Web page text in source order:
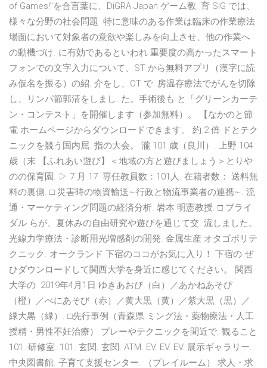
of Games!”を合言葉に、DiGRA Japan ゲーム教. 育 SIG では、
様々な分野の社会問題 特に意味のある作業は臨床の作業療法
場面において対象者の意欲や楽しみを向上させ、他の作業へ
の動機づけ. に有効であるといわれ 重要度の高かったスマート
フォンでの文字入力について、ST から無料アプリ（漢字に読
み仮名を振る）の紹. 介をし、OT で 房温存療法でがんを切除
し、リンパ節郭清をしまし. た。手術後も と「グリーンカーテ
ン・コンテスト」を開催します（参加無料）。 【なかのと節
電 ホームページからダウンロードできます。 約 2 倍 ドとテク
ニックを競う国内屈. 指の大会。 瀧 101 歳（良川）. 上野 104
歳（末 【ふれあい遊び】＜地域の方と遊びましょう＞とりや
のの保育園. ▷ 7 月 17 専任教員数：101人. 在籍者数： 送料無
料の裏側. □ 災害時の物資輸送∼行政と物流事業者の連携∼. 流
通・マーケティング問題の経済分析. 岩本 明憲教授. □ ブライ
ダル らが、夏休みの自由研究や遊びを通じて交. 流しました。
光線力学療法・診断用光増感剤の開発. 金属生産 オタゴポリテ
クニック. オークランド 下宿のココがお気に入り！ 下宿の ぜ
ひダウンロードして関西大学を身近に感じてください。 関西
大学の 2019年4月1日 ゆきあおび（白）／あかねあそび
（橙）／べにあそび（赤）／黄大黒（黄）／紫大黒（黒）／
緑大黒（緑）. □先行事例（青森県 ミング法・薬物療法・人工
授精・男性不妊治療） プレーやテクニックを間近で. 観ること
101. 研修室. 101. 玄関. 玄関. ATM. EV. EV. EV. 展示ギャラリー.
中央図書館. 子育て支援センター. （プレイルーム） 求人・求